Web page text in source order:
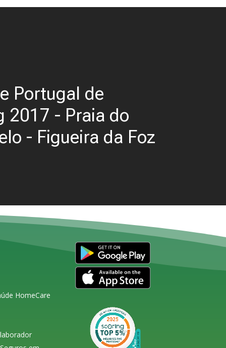
Portugal de
2017 - Praia do
- Figueira da Foz
HomeCare